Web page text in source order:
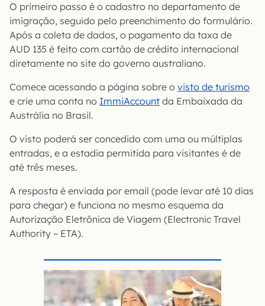
O primeiro passo é o cadastro no departamento de
imigração, seguido pelo preenchimento do formulário.
Após a coleta de dados, o pagamento da taxa de
AUD 135 é feito com cartão de crédito internacional
diretamente no site do governo australiano.
Comece acessando a página sobre o visto de turismo
e crie uma conta no ImmiAccount da Embaixada da
Austrália no Brasil.
O visto poderá ser concedido com uma ou múltiplas
entradas, e a estadia permitida para visitantes é de
até três meses.
A resposta é enviada por email (pode levar até 10 dias
para chegar) e funciona no mesmo esquema da
Autorização Eletrônica de Viagem (Electronic Travel
Authority – ETA).